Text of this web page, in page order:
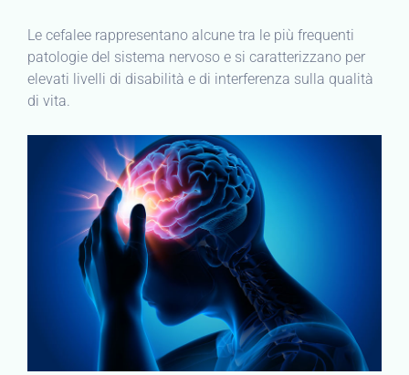
Le cefalee rappresentano alcune tra le più frequenti
patologie del sistema nervoso e si caratterizzano per
elevati livelli di disabilità e di interferenza sulla qualità
di vita.